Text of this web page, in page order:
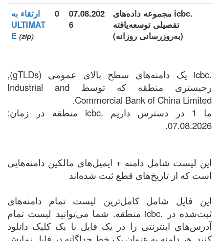
.icbc مجموعه داده‌های
تفصیلی توسعه‌یافته
(به‌روزرسانی روزانه)
07.08.202
6
0
ارتقاء به
ULTIMAT
E (zip)
.icbc یک دامنه‌های سطح بالای عمومی (gTLDs),
رجیستری منطقه که توسط Industrial and
Commercial Bank of China Limited.
ما 1 در دسترس داریم .icbc منطقه در زمان:
07.08.2026.
این لیست شامل دامنه + ایمیل‌های مالکین دامنه‌هایی
است که از تاریخ‌های قطع ثبت شده‌اند
این فایل شامل کامل‌ترین لیست تمام دامنه‌های
ثبت‌شده در .icbc منطقه. شما می‌توانید لیست تمام
آدرس‌های اینترنتی را در یک فایل با یک کلیک دانلود